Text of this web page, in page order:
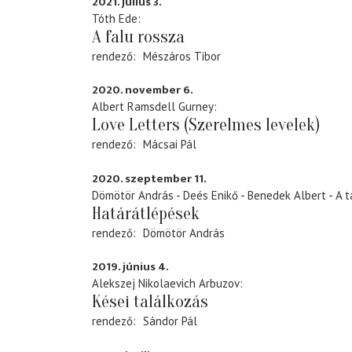
Tóth Ede
A falu rossza
rendező Mészáros Tibor
2020. november 6.
Albert Ramsdell Gurney
Love Letters (Szerelmes levelek)
rendező Mácsai Pál
2020. szeptember 11.
Dömötör András - Deés Enikő - Benedek Albert - A
Határátlépések
rendező Dömötör András
2019. június 4.
Alekszej Nikolaevich Arbuzov
Kései találkozás
rendező Sándor Pál